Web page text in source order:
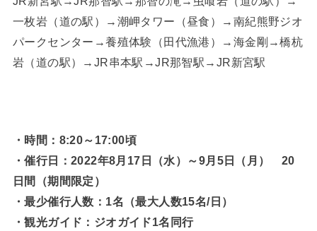
一枚岩（道の駅）→潮岬タワー（昼食）→南紀熊野ジオ
パークセンター→養殖体験（田代漁港）→海金剛→橋杭
岩（道の駅）→JR串本駅→JR那智駅→JR新宮駅
・時間：8:20～17:00頃
・催行日：2022年8月17日（水）～9月5日（月） 20
日間（期間限定）
・最少催行人数：1名（最大人数15名/日）
・観光ガイド：ジオガイド1名同行